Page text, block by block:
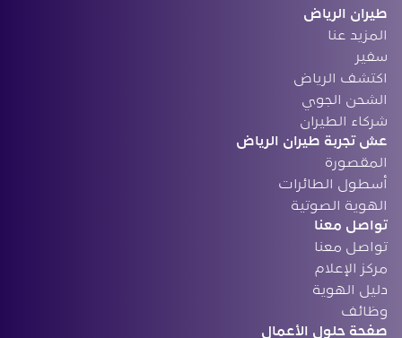
طيران الرياض
المزيد عنا
سفير
‏اكتشف الرياض
الشحن الجوي
‏شركاء الطيران
‏عش تجربة طيران الرياض
المقصورة
أسطول الطائرات
الهوية الصوتية
تواصل معنا
تواصل معنا
مركز الإعلام
دليل الهوية
وظائف
صفحة حلول الأعمال